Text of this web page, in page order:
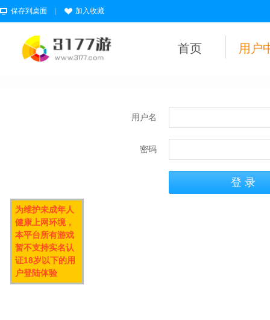
保存到桌面 加入收藏
首页 用户
用户名
密码
为维护未成年人
健康上网环境，
本平台所有游戏
暂不支持实名认
证18岁以下的用
户登陆体验